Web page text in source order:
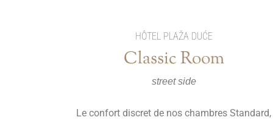
HÔTEL PLAŽA DUĆE
Classic Room
street side
Le confort discret de nos chambres Standard,